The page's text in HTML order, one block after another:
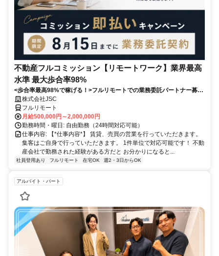
不動産フルコミッション【リモートワーク】業界最高
水準 最大歩合率98%
<歩合率最高98%で稼げる！>フルリモートでの業務委託パートナー募
集！1件単位で対応可能！
株式会社JSC
フルリモート
月給500,000円～2,000,000円
勤務時間・曜日: 自由勤務（24時間対応可能）
仕事内容: 【*仕事内容*】 賃貸、売買の営業を行っていただきます。
集客はご自身で行っていただきます。 1件単位で対応可能です！ 不動
産会社で勤務された経験がある方だと お分かりになると...
社員登用あり フルリモート 在宅OK 週2・3日からOK
アルバイト・パート